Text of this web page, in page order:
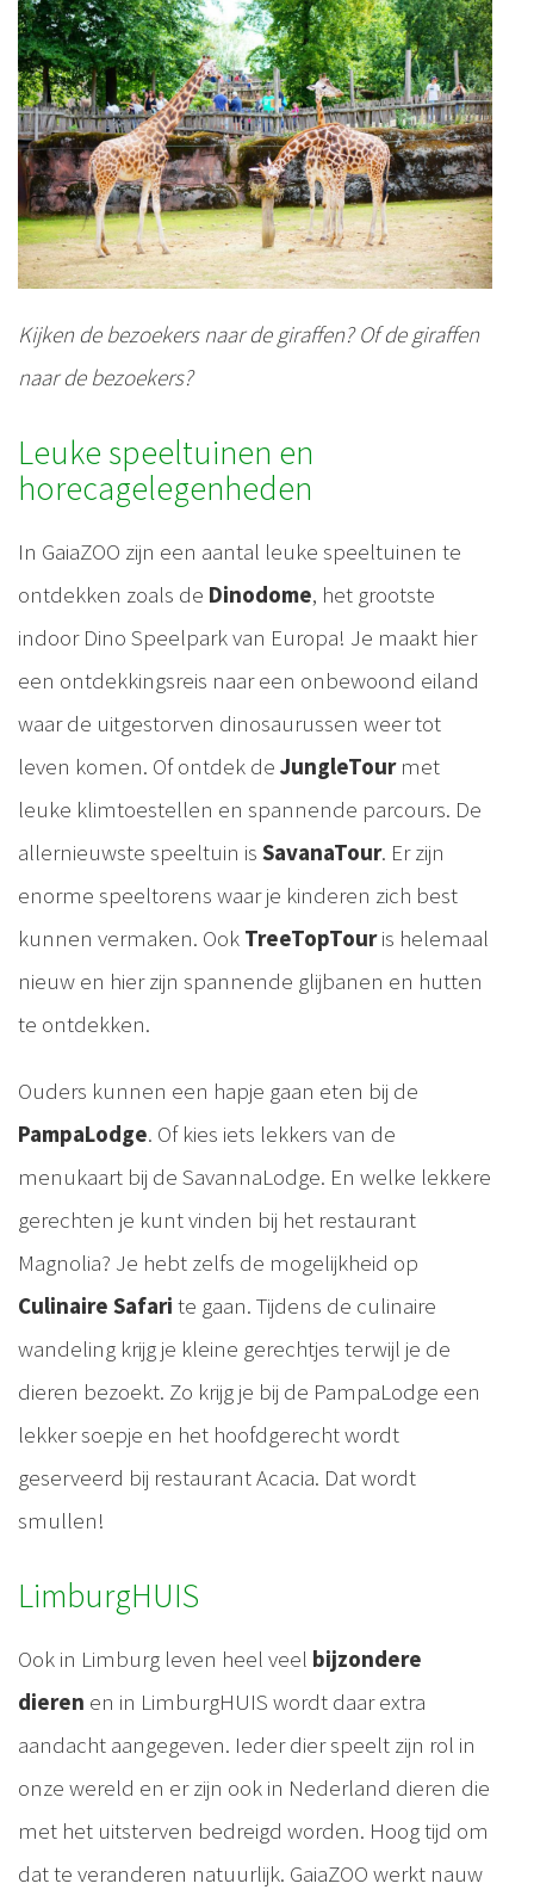
Kijken de bezoekers naar de giraffen? Of de giraffen
naar de bezoekers?
Leuke speeltuinen en
horecagelegenheden
In GaiaZOO zijn een aantal leuke speeltuinen te
ontdekken zoals de Dinodome, het grootste
indoor Dino Speelpark van Europa! Je maakt hier
een ontdekkingsreis naar een onbewoond eiland
waar de uitgestorven dinosaurussen weer tot
leven komen. Of ontdek de JungleTourmet
leuke klimtoestellen en spannende parcours. De
allernieuwste speeltuin is SavanaTour. Er zijn
enorme speeltorens waar je kinderen zich best
kunnen vermaken. Ook TreeTopTouris helemaal
nieuw en hier zijn spannende glijbanen en hutten
te ontdekken.
Ouders kunnen een hapje gaan eten bij de
PampaLodge. Of kies iets lekkers van de
menukaart bij de SavannaLodge. En welke lekkere
gerechten je kunt vinden bij het restaurant
Magnolia? Je hebt zelfs de mogelijkheid op
Culinaire Safari te gaan. Tijdens de culinaire
wandeling krijg je kleine gerechtjes terwijl je de
dieren bezoekt. Zo krijg je bij de PampaLodge een
lekker soepje en het hoofdgerecht wordt
geserveerd bij restaurant Acacia. Dat wordt
smullen!
LimburgHUIS
Ook in Limburg leven heel veel bijzondere
dieren en in LimburgHUIS wordt daar extra
aandacht aangegeven. Ieder dier speelt zijn rol in
onze wereld en er zijn ook in Nederland dieren die
met het uitsterven bedreigd worden. Hoog tijd om
dat te veranderen natuurlijk. GaiaZOO werkt nauw